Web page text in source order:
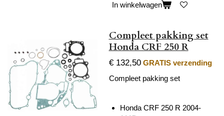
In winkelwagen
Compleet pakking set
Honda CRF 250 R
€ 132,50 GRATIS verzending
Compleet pakking set
Honda CRF 250 R 2004-